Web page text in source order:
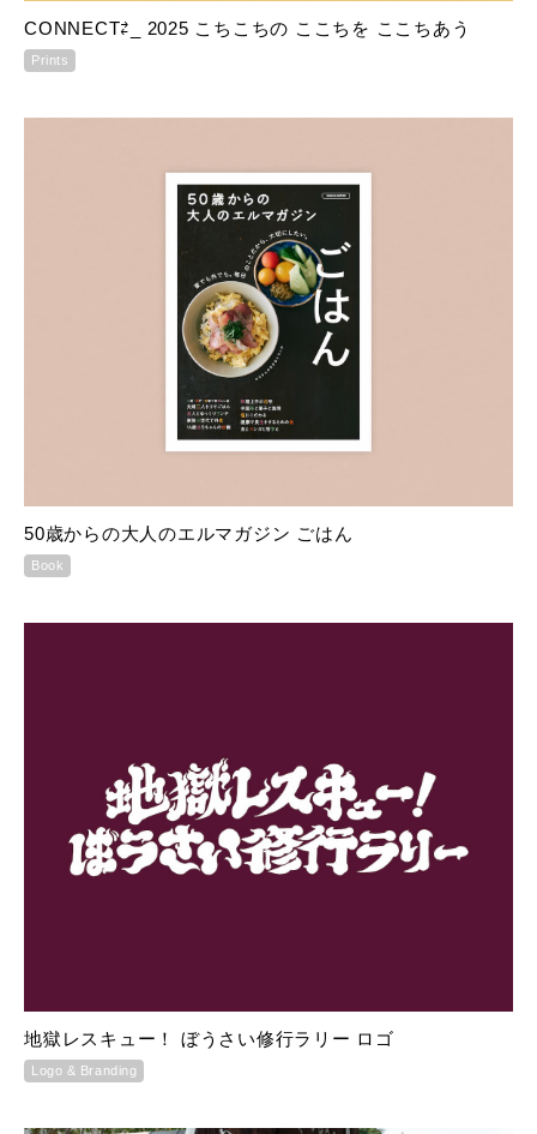
CONNECT⇄_ 2025 こちこちの ここちを ここちあう
Prints
50歳からの大人のエルマガジン ごはん
Book
地獄レスキュー！ ぼうさい修行ラリー ロゴ
Logo & Branding